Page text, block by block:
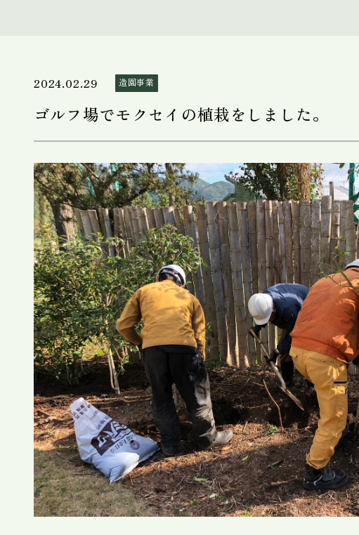
2024.02.29 造園事業
ゴルフ場でモクセイの植栽をしました。